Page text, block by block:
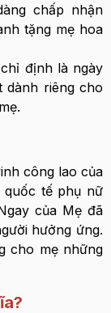
chấp nhận
tặng mẹ hoa
định là ngày
dành riêng cho
công lao của
quốc tế phụ nữ
của Mẹ đã
hưởng ứng.
cho mẹ những